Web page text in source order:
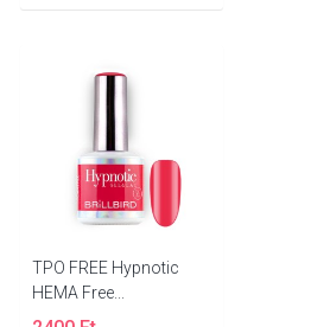
TPO FREE Hypnotic
HEMA Free...